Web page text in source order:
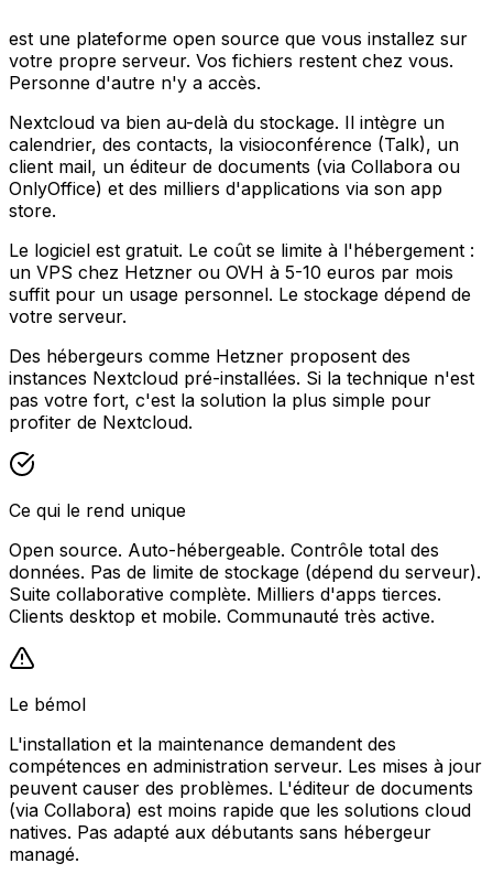
est une plateforme open source que vous installez sur
votre propre serveur. Vos fichiers restent chez vous.
Personne d'autre n'y a accès.
Nextcloud va bien au-delà du stockage. Il intègre un
calendrier, des contacts, la visioconférence (Talk), un
client mail, un éditeur de documents (via Collabora ou
OnlyOffice) et des milliers d'applications via son app
store.
Le logiciel est gratuit. Le coût se limite à l'hébergement :
un VPS chez Hetzner ou OVH à 5-10 euros par mois
suffit pour un usage personnel. Le stockage dépend de
votre serveur.
Des hébergeurs comme Hetzner proposent des
instances Nextcloud pré-installées. Si la technique n'est
pas votre fort, c'est la solution la plus simple pour
profiter de Nextcloud.
Ce qui le rend unique
Open source. Auto-hébergeable. Contrôle total des
données. Pas de limite de stockage (dépend du serveur).
Suite collaborative complète. Milliers d'apps tierces.
Clients desktop et mobile. Communauté très active.
Le bémol
L'installation et la maintenance demandent des
compétences en administration serveur. Les mises à jour
peuvent causer des problèmes. L'éditeur de documents
(via Collabora) est moins rapide que les solutions cloud
natives. Pas adapté aux débutants sans hébergeur
managé.